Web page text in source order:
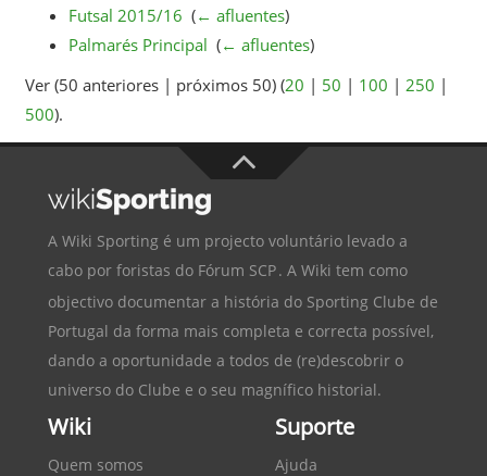
Futsal 2015/16 (← afluentes)
Palmarés Principal (← afluentes)
Ver (50 anteriores | próximos 50) (20 | 50 | 100 | 250 |
500).
A Wiki Sporting é um projecto voluntário levado a
cabo por foristas do Fórum SCP. A Wiki tem como
objectivo documentar a história do Sporting Clube de
Portugal da forma mais completa e correcta possível,
dando a oportunidade a todos de (re)descobrir o
universo do Clube e o seu magnífico historial.
Wiki
Quem somos
Suporte
Ajuda